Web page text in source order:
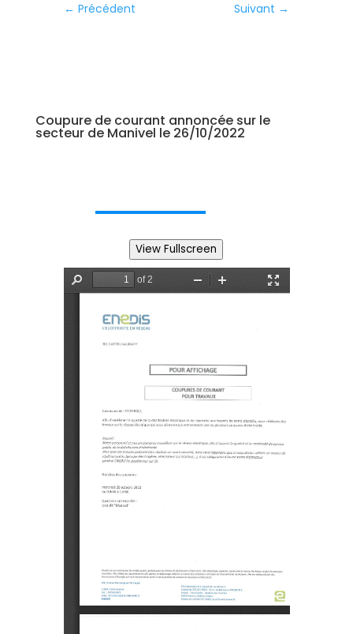
← Précédent Suivant →
Coupure de courant annoncée sur le
secteur de Manivel le 26/10/2022
View Fullscreen